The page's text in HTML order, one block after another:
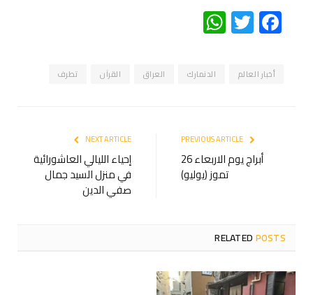
Facebook
Twitter
WhatsApp
أخبار العالم الدنمارك العراق القرآن تطرف
أبراج يوم الاربعاء 26
تموز (يوليو)
NEXT ARTICLE
إحياء الليالي العاشورائية
في منزل السيد جمال
صفي الدين
RELATEDPOSTS